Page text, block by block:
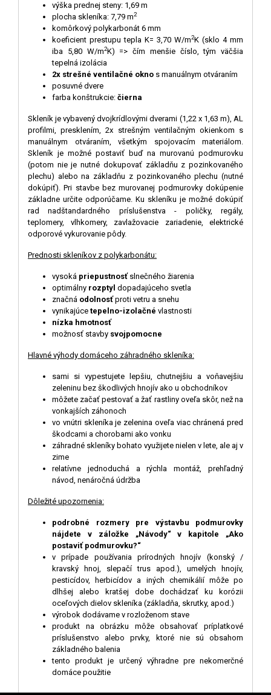
výška prednej steny: 1,69 m
plocha skleníka: 7,79 m2
komôrkový polykarbonát 6 mm
koeficient prestupu tepla K= 3,70 W/m2K (sklo 4 mm
iba 5,80 W/m2K) => čím menšie číslo, tým väčšia
tepelná izolácia
2x strešné ventilačné okno s manuálnym otváraním
posuvné dvere
farba konštrukcie: čierna
Skleník je vybavený dvojkrídlovými dverami (1,22 x 1,63 m), AL
profilmi, presklením, 2x strešným ventilačným okienkom s
manuálnym otváraním, všetkým spojovacím materiálom.
Skleník je možné postaviť buď na murovanú podmurovku
(potom nie je nutné dokupovať základňu z pozinkovaného
plechu) alebo na základňu z pozinkovaného plechu (nutné
dokúpiť). Pri stavbe bez murovanej podmurovky dokúpenie
základne určite odporúčame. Ku skleníku je možné dokúpiť
rad nadštandardného príslušenstva - poličky, regály,
teplomery, vlhkomery, zavlažovacie zariadenie, elektrické
odporové vykurovanie pôdy.
Prednosti skleníkov z polykarbonátu:
vysoká priepustnosť slnečného žiarenia
optimálny rozptyl dopadajúceho svetla
značná odolnosťproti vetru a snehu
vynikajúce tepelno-izolačné vlastnosti
nízka hmotnosť
možnosť stavby svojpomocne
Hlavné výhody domáceho záhradného skleníka:
sami si vypestujete lepšiu, chutnejšiu a voňavejšiu
zeleninu bez škodlivých hnojív ako u obchodníkov
môžete začať pestovať a žať rastliny oveľa skôr, než na
vonkajších záhonoch
vo vnútri skleníka je zelenina oveľa viac chránená pred
škodcami a chorobami ako vonku
záhradné skleníky bohato využijete nielen v lete, ale aj v
zime
relatívne jednoduchá a rýchla montáž, prehľadný
návod, nenáročná údržba
Dô ležité upozornenia:
podrobné rozmery pre výstavbu podmurovky
nájdete v záložke „Návody“ v kapitole „Ako
postaviť podmurovku?“
v prípade používania prírodných hnojív (konský /
kravský hnoj, slepačí trus apod.), umelých hnojív,
pesticídov, herbicídov a iných chemikálií môže po
dlhšej alebo kratšej dobe dochádzať ku korózii
oceľových dielov skleníka (základňa, skrutky, apod.)
výrobok dodávame v rozloženom stave
produkt na obrázku môže obsahovať príplatkové
príslušenstvo alebo prvky, ktoré nie sú obsahom
základného balenia
tento produkt je určený výhradne pre nekomerčné
domáce použitie